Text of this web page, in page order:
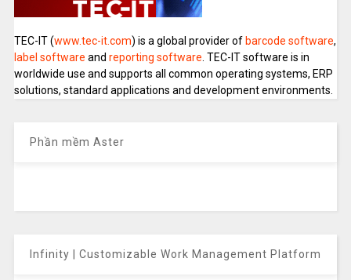
TEC-IT (www.tec-it.com) is a global provider of barcode software,
label software and reporting software . TEC-IT software is in
worldwide use and supports all common operating systems, ERP
solutions, standard applications and development environments.
Phần mềm Aster
Infinity | Customizable Work Management Platform